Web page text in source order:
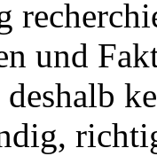
und